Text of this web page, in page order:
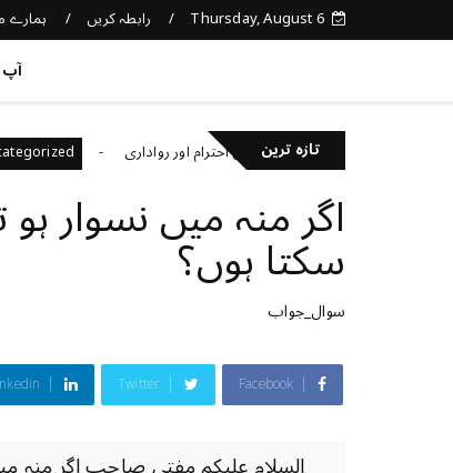
Thursday, August 6 رابطہ کریں ہمارے
آپ
تازہ ترین
باہمی احترام اور رواداری Uncategorized
اگر منہ میں نسوار
سکتا ہوں؟
سوال_جواب
Facebook
Twitter